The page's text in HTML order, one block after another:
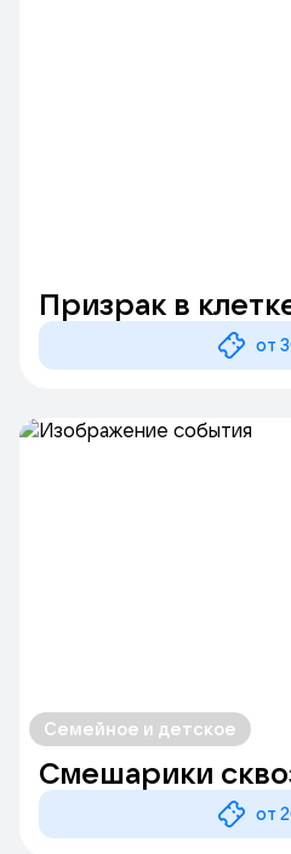
Призрак в
от
Семейное и детское
Смешарики
от